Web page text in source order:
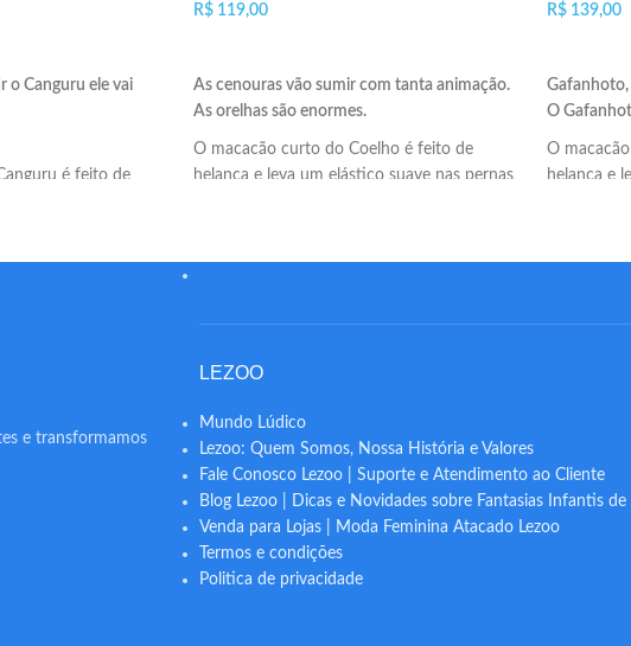
o Canguru ele vai
é feito de
Lezoo é
R$
As cenouras vão sumir com tanta animação.
As orelhas são enormes.
O macacão curto do Coelho é feito de
helanca e leva um elástico suave nas pernas
fabricada com helanca light. Um tecido leve,
R$
Gafanhoto,
O
O
helanca e
fabricada
e transformamos
LEZOO
Mundo Lúdico
Lezoo: Quem Somos, Nossa História e Valores
Fale Conosco Lezoo | Suporte e Atendimento ao Cliente
Blog Lezoo | Dicas e Novidades sobre Fantasias Infantis de
Venda para Lojas | Moda Feminina Atacado Lezoo
Termos e condições
Politica de privacidade